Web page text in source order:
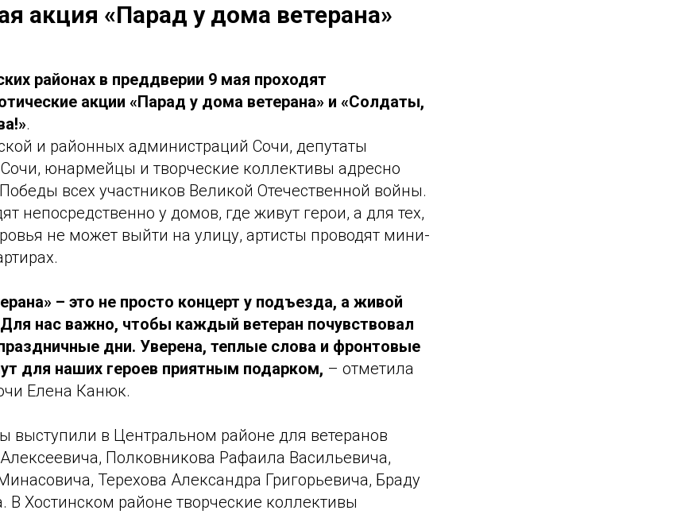
акция «Парад у дома ветерана»
районах в преддверии 9 мая проходят
акции «Парад у дома ветерана» и «Солдаты,
.
и районных администраций Сочи, депутаты
Сочи, юнармейцы и творческие коллективы адресно
всех участников Великой Отечественной войны.
непосредственно у домов, где живут герои, а для тех,
не может выйти на улицу, артисты проводят мини-
– это не просто концерт у подъезда, а живой
нас важно, чтобы каждый ветеран почувствовал
дни. Уверена, теплые слова и фронтовые
для наших героев приятным подарком, – отметила
Елена Канюк.
выступили в Центральном районе для ветеранов
Полковникова Рафаила Васильевича,
Терехова Александра Григорьевича, Браду
В Хостинском районе творческие коллективы